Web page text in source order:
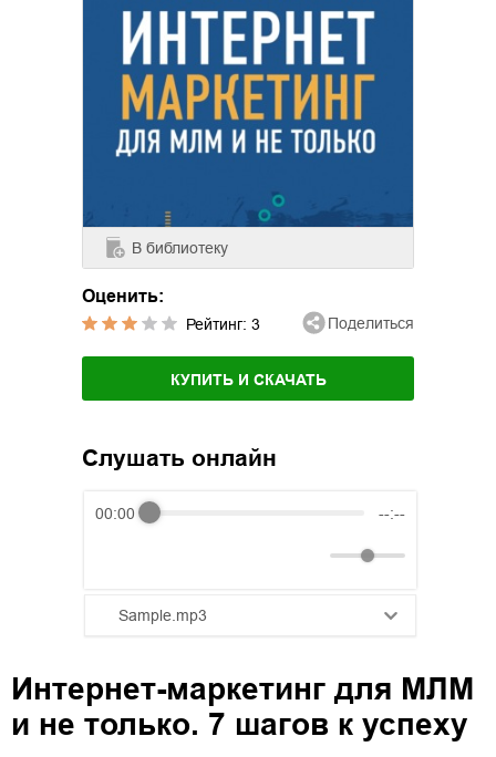
В библиотеку
Оценить:
Рейтинг: 3 Поделиться
КУПИТЬ И СКАЧАТЬ
Слушать онлайн
00:00 --:--
Sample.mp3
02.mp3 20:50
03.mp3 14:00
Интернет-маркетинг для МЛМ
и не только. 7 шагов к успеху